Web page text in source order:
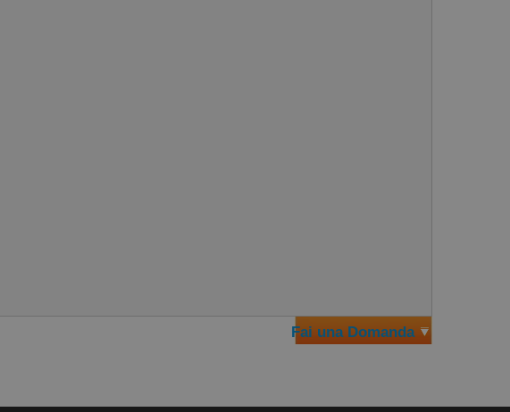
da oggetti piccoli a quelli più ingombranti. È dotato di una
Fai una Domanda